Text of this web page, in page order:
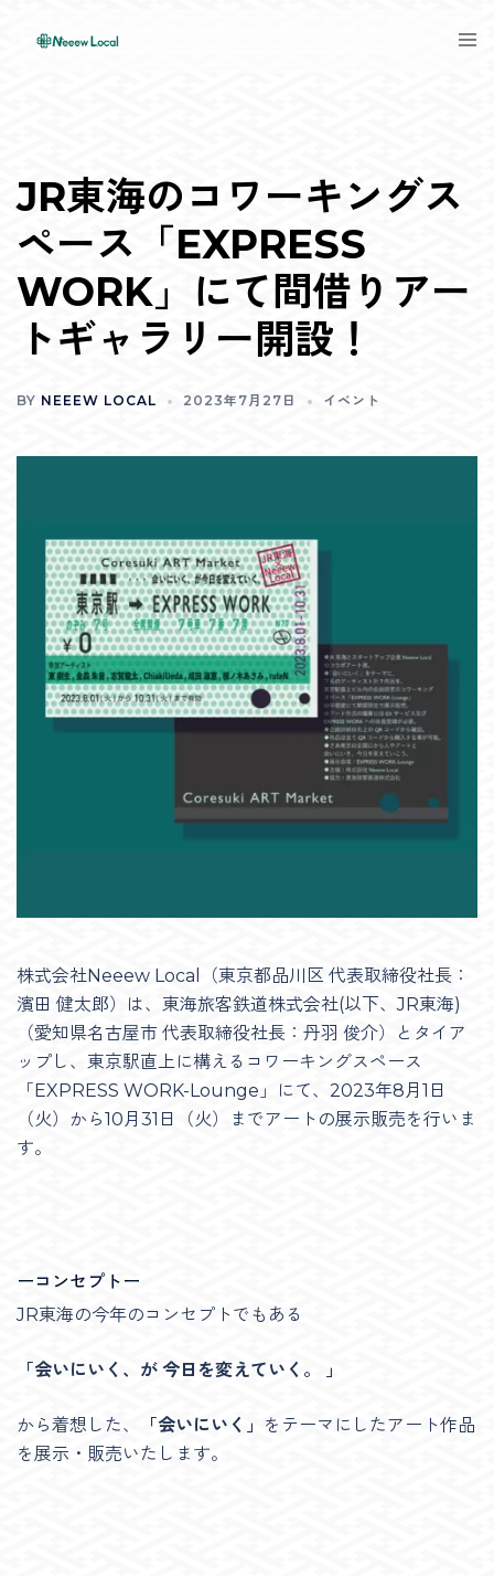
JR東海のコワーキングス
ペース「EXPRESS
WORK」にて間借りアー
トギャラリー開設！
BY NEEEW LOCAL 2023年7月27日 イベント
株式会社Neeew Local（東京都品川区 代表取締役社長：
濱田 健太郎）は、東海旅客鉄道株式会社(以下、JR東海)
（愛知県名古屋市 代表取締役社長：丹羽 俊介）とタイア
ップし、東京駅直上に構えるコワーキングスペース
「EXPRESS WORK-Lounge」にて、2023年8月1日
（火）から10月31日（火）までアートの展示販売を行いま
す。
ーコンセプトー
JR東海の今年のコンセプトでもある
「会いにいく、が 今日を変えていく。 」
から着想した、 「会いにいく」
をテーマにしたアート作品
を展示・販売いたします。